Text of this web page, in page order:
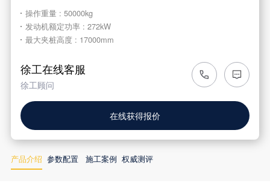
操作重量 : 50000kg
发动机额定功率 : 272kW
最大夹桩高度 : 17000mm
徐工在线客服
徐工顾问
在线获得报价
产品介绍 参数配置 施工案例 权威测评